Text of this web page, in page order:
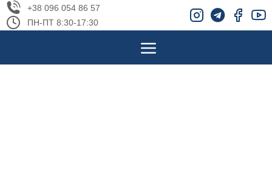
+38 096 054 86 57
ПН-ПТ 8:30-17:30